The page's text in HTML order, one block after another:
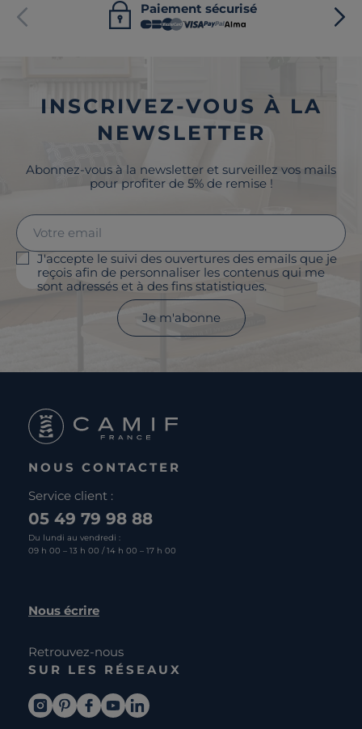
Paiement sécurisé
INSCRIVEZ-VOUS À LA
NEWSLETTER
Abonnez-vous à la newsletter et surveillez vos mails
pour profiter de 5% de remise !
J'accepte le suivi des ouvertures des emails que je
reçois afin de personnaliser les contenus qui me
sont adressés et à des fins statistiques.
Je m'abonne
NOUS CONTACTER
Service client :
05 49 79 98 88
Du lundi au vendredi :
09 h 00 – 13 h 00 / 14 h 00 – 17 h 00
Nous écrire
Retrouvez-nous
SUR LES RÉSEAUX